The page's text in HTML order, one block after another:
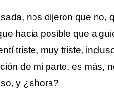
nos dijeron que no,
hacia posible que
triste, muy triste,
de mi parte, es más,
y ¿ahora?